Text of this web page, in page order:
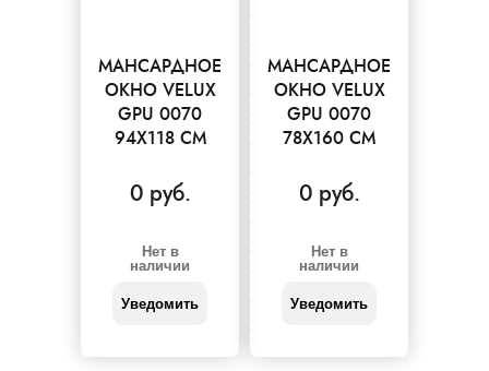
МАНСАРДНОЕ
ОКНО VELUX
GPU 0070
94X118 СМ
0 руб.
Нет в
наличии
Уведомить
МАНСАРДНОЕ
ОКНО VELUX
GPU 0070
78X160 СМ
0 руб.
Нет в
наличии
Уведомить